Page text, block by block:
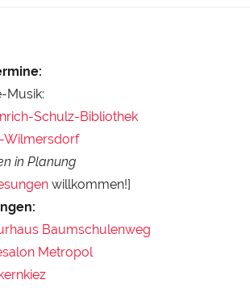
Musik:
Schulz-Bibliothek
Wilmersdorf
in Planung
willkommen!]
Baumschulenweg
Metropol